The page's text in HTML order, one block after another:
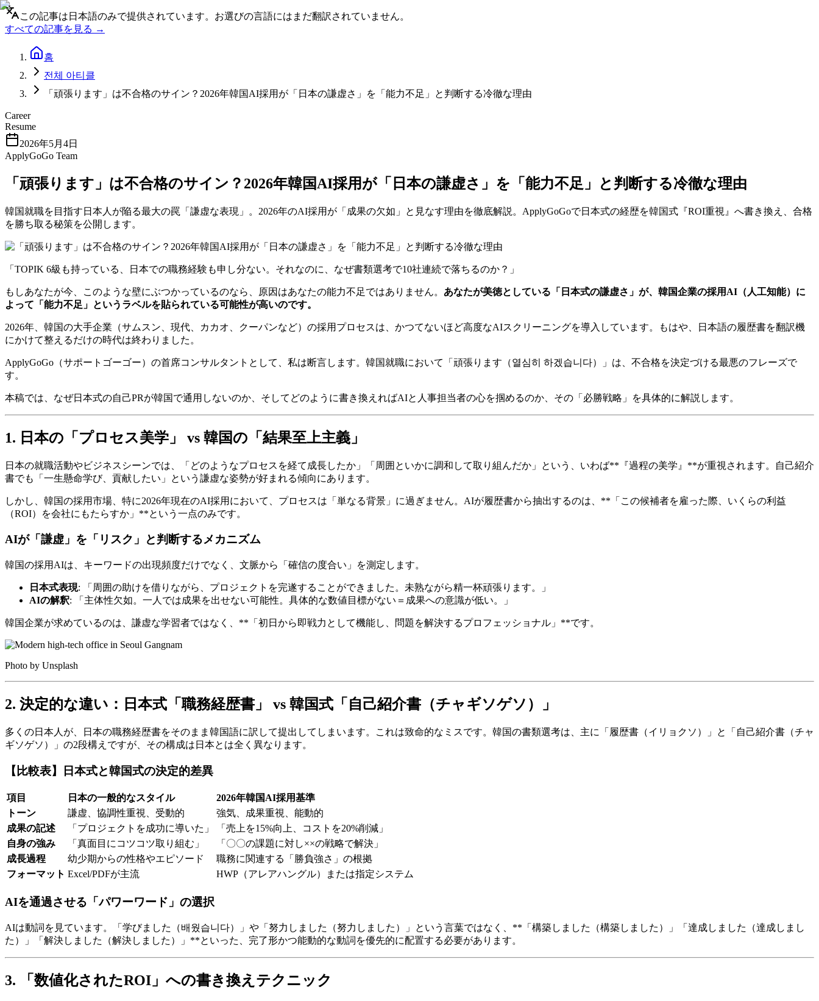
この記事は日本語のみで提供されています。お選びの言語にはまだ翻訳されていません。
すべての記事を見る →
홈
전체 아티클
「頑張ります」は不合格のサイン？2026年韓国AI採用が「日本の謙虚さ」を「能力不足」と判断する冷徹な理由
Career
Resume
2026年5月4日
ApplyGoGo Team
「頑張ります」は不合格のサイン？2026年韓国AI採用が「日本の謙虚さ」を「能力不足」と判断する冷徹な理由
韓国就職を目指す日本人が陥る最大の罠「謙虚な表現」。2026年のAI採用が「成果の欠如」と見なす理由を徹底解説。ApplyGoGoで日本式の経歴を韓国式『ROI重視』へ書き換え、合格
を勝ち取る秘策を公開します。
「TOPIK 6級も持っている、日本での職務経験も申し分ない。それなのに、なぜ書類選考で10社連続で落ちるのか？」
もしあなたが今、このような壁にぶつかっているのなら、原因はあなたの能力不足ではありません。 あなたが美徳としている「日本式の謙虚さ」が、韓国企業の採用AI（人工知能）に
よって「能力不足」というラベルを貼られている可能性が高いのです。
2026年、韓国の大手企業（サムスン、現代、カカオ、クーパンなど）の採用プロセスは、かつてないほど高度なAIスクリーニングを導入しています。もはや、日本語の履歴書を翻訳機
にかけて整えるだけの時代は終わりました。
ApplyGoGo（サポートゴーゴー）の首席コンサルタントとして、私は断言します。韓国就職において「頑張ります（열심히 하겠습니다）」は、不合格を決定づける最悪のフレーズで
す。
本稿では、なぜ日本式の自己PRが韓国で通用しないのか、そしてどのように書き換えればAIと人事担当者の心を掴めるのか、その「必勝戦略」を具体的に解説します。
1. 日本の「プロセス美学」 vs 韓国の「結果至上主義」
日本の就職活動やビジネスシーンでは、「どのようなプロセスを経て成長したか」「周囲といかに調和して取り組んだか」という、いわば**『過程の美学』**が重視されます。自己紹介
書でも「一生懸命学び、貢献したい」という謙虚な姿勢が好まれる傾向にあります。
しかし、韓国の採用市場、特に2026年現在のAI採用において、プロセスは「単なる背景」に過ぎません。AIが履歴書から抽出するのは、**「この候補者を雇った際、いくらの利益
（ROI）を会社にもたらすか」**という一点のみです。
AIが「謙虚」を「リスク」と判断するメカニズム
韓国の採用AIは、キーワードの出現頻度だけでなく、文脈から「確信の度合い」を測定します。
日本式表現: 「周囲の助けを借りながら、プロジェクトを完遂することができました。未熟ながら精一杯頑張ります。」
AIの解釈: 「主体性欠如。一人では成果を出せない可能性。具体的な数値目標がない＝成果への意識が低い。」
韓国企業が求めているのは、謙虚な学習者ではなく、**「初日から即戦力として機能し、問題を解決するプロフェッショナル」**です。
Photo by Unsplash
2. 決定的な違い：日本式「職務経歴書」 vs 韓国式「自己紹介書（チャギソゲソ）」
多くの日本人が、日本の職務経歴書をそのまま韓国語に訳して提出してしまいます。これは致命的なミスです。韓国の書類選考は、主に「履歴書（イリョクソ）」と「自己紹介書（チャ
ギソゲソ）」の2段構えですが、その構成は日本とは全く異なります。
【比較表】日本式と韓国式の決定的差異
項目 日本の一般的なスタイル
2026年韓国AI採用基準
トーン
謙虚、協調性重視、受動的
強気、成果重視、能動的
成果の記述
「プロジェクトを成功に導いた」
「売上を15%向上、コストを20%削減」
自身の強み
「真面目にコツコツ取り組む」
「〇〇の課題に対し××の戦略で解決」
成長過程
幼少期からの性格やエピソード
職務に関連する「勝負強さ」の根拠
フォーマット Excel/PDFが主流 HWP（アレアハングル）または指定システム
AIを通過させる「パワーワード」の選択
AIは動詞を見ています。「学びました（배웠습니다）」や「努力しました（努力しました）」という言葉ではなく、**「構築しました（構築しました）」「達成しました（達成しまし
た）」「解決しました（解決しました）」**といった、完了形かつ能動的な動詞を優先的に配置する必要があります。
3. 「数値化されたROI」への書き換えテクニック